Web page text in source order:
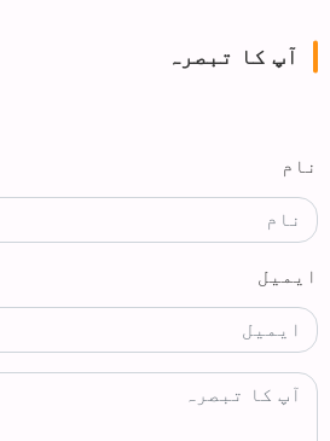
آپ کا تبصرہ
نام
ایمیل